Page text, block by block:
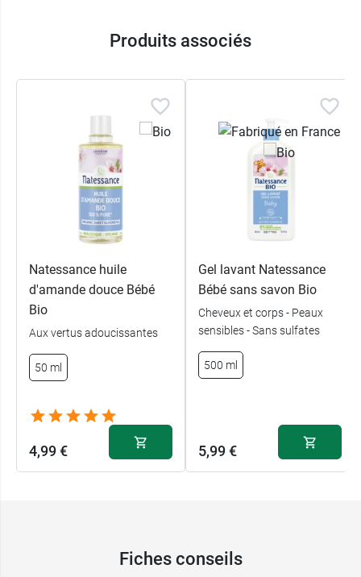
bébé Natessance Bio
Sans sulfate
Testé sur peaux sensibles, sous contrôle
dermatologique
Et pour le lavage des mains au quotidien, pensez
Gel lavant mains bio Fraîcheur Aloe Vera
Natessance.
Produits associés
Natessance huile
d'amande douce Bébé
Bio
Aux vertus adoucissantes
50 ml
4,99 €
Gel lavant Natessance
Bébé sans savon Bio
Cheveux et corps - Peaux
sensibles - Sans sulfates
500 ml
5,99 €
Fiches conseils